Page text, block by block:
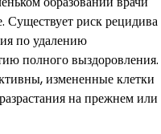
Существует риск рецидива
по удалению
полного выздоровления.
измененные клетки
на прежнем или